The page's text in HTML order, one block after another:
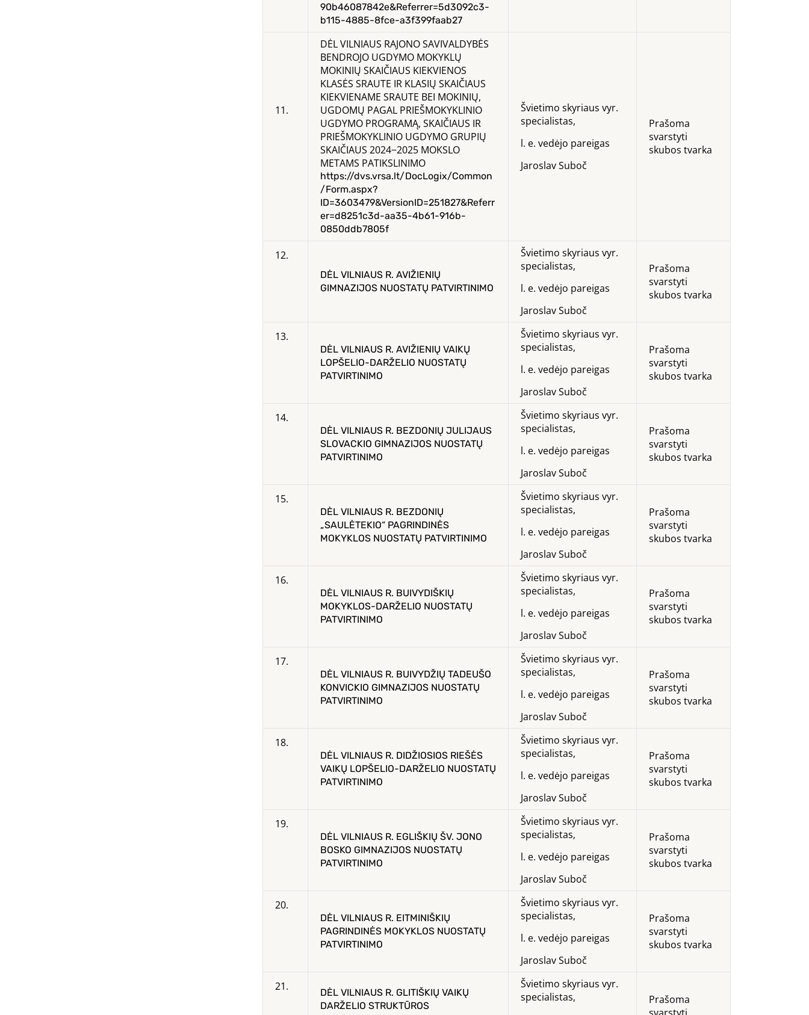
90b46087842e&Referrer=5d3092c3-
b115-4885-8fce-a3f399faab27
11.
DĖL VILNIAUS RAJONO SAVIVALDYBĖS
BENDROJO UGDYMO MOKYKLŲ
MOKINIŲ SKAIČIAUS KIEKVIENOS
KLASĖS SRAUTE IR KLASIŲ SKAIČIAUS
KIEKVIENAME SRAUTE BEI MOKINIŲ,
UGDOMŲ PAGAL PRIEŠMOKYKLINIO
UGDYMO PROGRAMĄ, SKAIČIAUS IR
PRIEŠMOKYKLINIO UGDYMO GRUPIŲ
SKAIČIAUS 2024−2025 MOKSLO
METAMS PATIKSLINIMO
https://dvs.vrsa.lt/DocLogix/Common
/Form.aspx?
ID=3603479&VersionID=251827&Referr
er=d8251c3d-aa35-4b61-916b-
0850ddb7805f
Švietimo skyriaus vyr.
specialistas,
l. e. vedėjo pareigas
Jaroslav Suboč
Prašoma
svarstyti
skubos tvarka
12.
DĖL VILNIAUS R. AVIŽIENIŲ
GIMNAZIJOS NUOSTATŲ PATVIRTINIMO
Švietimo skyriaus vyr.
specialistas,
l. e. vedėjo pareigas
Jaroslav Suboč
Prašoma
svarstyti
skubos tvarka
13.
DĖL VILNIAUS R. AVIŽIENIŲ VAIKŲ
LOPŠELIO-DARŽELIO NUOSTATŲ
PATVIRTINIMO
Švietimo skyriaus vyr.
specialistas,
l. e. vedėjo pareigas
Jaroslav Suboč
Prašoma
svarstyti
skubos tvarka
14.
DĖL VILNIAUS R. BEZDONIŲ JULIJAUS
SLOVACKIO GIMNAZIJOS NUOSTATŲ
PATVIRTINIMO
Švietimo skyriaus vyr.
specialistas,
l. e. vedėjo pareigas
Jaroslav Suboč
Prašoma
svarstyti
skubos tvarka
15.
DĖL VILNIAUS R. BEZDONIŲ
„SAULĖTEKIO“ PAGRINDINĖS
MOKYKLOS NUOSTATŲ PATVIRTINIMO
Švietimo skyriaus vyr.
specialistas,
l. e. vedėjo pareigas
Jaroslav Suboč
Prašoma
svarstyti
skubos tvarka
16.
DĖL VILNIAUS R. BUIVYDIŠKIŲ
MOKYKLOS-DARŽELIO NUOSTATŲ
PATVIRTINIMO
Švietimo skyriaus vyr.
specialistas,
l. e. vedėjo pareigas
Jaroslav Suboč
Prašoma
svarstyti
skubos tvarka
17.
DĖL VILNIAUS R. BUIVYDŽIŲ TADEUŠO
KONVICKIO GIMNAZIJOS NUOSTATŲ
PATVIRTINIMO
Švietimo skyriaus vyr.
specialistas,
l. e. vedėjo pareigas
Jaroslav Suboč
Prašoma
svarstyti
skubos tvarka
18.
DĖL VILNIAUS R. DIDŽIOSIOS RIEŠĖS
VAIKŲ LOPŠELIO-DARŽELIO NUOSTATŲ
PATVIRTINIMO
Švietimo skyriaus vyr.
specialistas,
l. e. vedėjo pareigas
Jaroslav Suboč
Prašoma
svarstyti
skubos tvarka
19.
DĖL VILNIAUS R. EGLIŠKIŲ ŠV. JONO
BOSKO GIMNAZIJOS NUOSTATŲ
PATVIRTINIMO
Švietimo skyriaus vyr.
specialistas,
l. e. vedėjo pareigas
Jaroslav Suboč
Prašoma
svarstyti
skubos tvarka
20.
DĖL VILNIAUS R. EITMINIŠKIŲ
PAGRINDINĖS MOKYKLOS NUOSTATŲ
PATVIRTINIMO
Švietimo skyriaus vyr.
specialistas,
l. e. vedėjo pareigas
Jaroslav Suboč
Prašoma
svarstyti
skubos tvarka
21.
DĖL VILNIAUS R. GLITIŠKIŲ VAIKŲ
DARŽELIO STRUKTŪROS
Švietimo skyriaus vyr.
specialistas,
Prašoma